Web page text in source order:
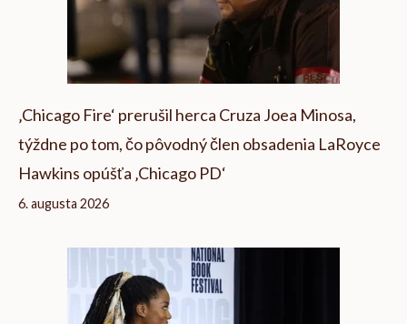
‚Chicago Fire‘ prerušil herca Cruza Joea Minosa,
týždne po tom, čo pôvodný člen obsadenia LaRoyce
Hawkins opúšťa ‚Chicago PD‘
6. augusta 2026